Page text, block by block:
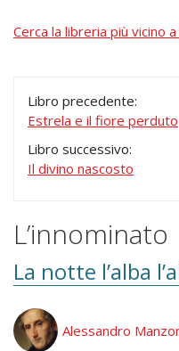
Cerca la libreria più vicino
Libro precedente:
Estrela e il fiore perduto
Libro successivo:
Il divino nascosto
L’innominato
La notte l’alba
Alessandro